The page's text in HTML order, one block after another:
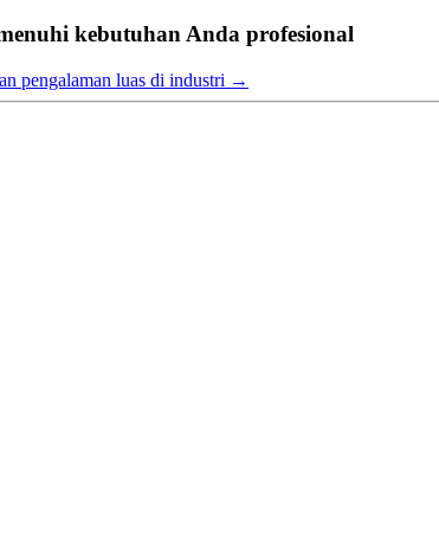
kebutuhan Anda profesional
pengalaman luas di industri →